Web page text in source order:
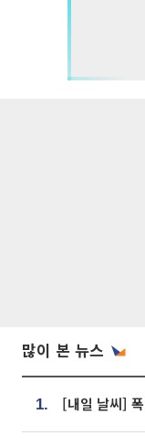
많이 본 뉴스
1.